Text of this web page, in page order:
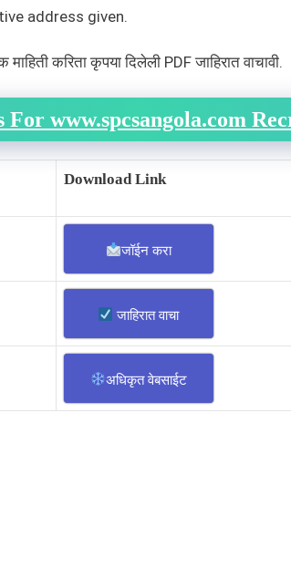
address given.
माहिती करिता कृपया दिलेली PDF जाहिरात वाचावी.
www.spcsangola.com
Download Link
जॉईन करा
जाहिरात वाचा
अधिकृत वेबसाईट